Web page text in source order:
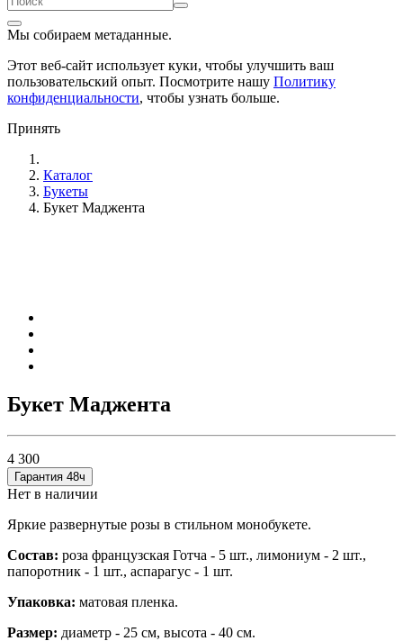
Мы собираем метаданные.
Этот веб-сайт использует куки, чтобы улучшить ваш
пользовательский опыт. Посмотрите нашу Политику
конфиденциальности, чтобы узнать больше.
Принять
Каталог
Букеты
Букет Маджента
Букет Маджента
4 300
Гарантия 48ч
Нет в наличии
Яркие развернутые розы в стильном монобукете.
Состав: роза французская Готча - 5 шт., лимониум - 2 шт.,
папоротник - 1 шт., аспарагус - 1 шт.
Упаковка: матовая пленка.
Размер: диаметр - 25 см, высота - 40 см.